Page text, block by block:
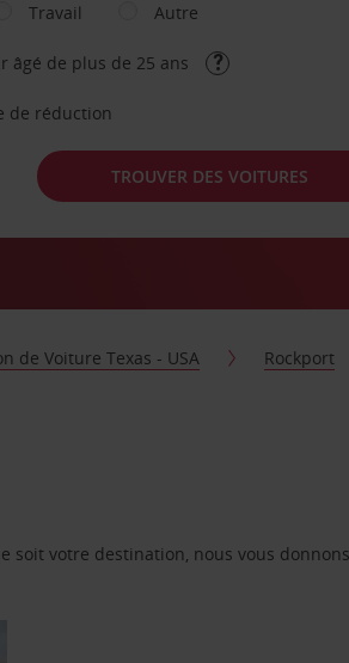
Travail Autre
âgé de plus de 25 ans
de réduction
TROUVER DES VOITURES
de Voiture Texas - USA
Rockport
votre destination, nous vous